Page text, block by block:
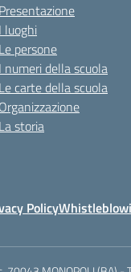
Presentazione
I luoghi
Le persone
I numeri della scuola
Le carte della scuola
Organizzazione
La storia
Policy